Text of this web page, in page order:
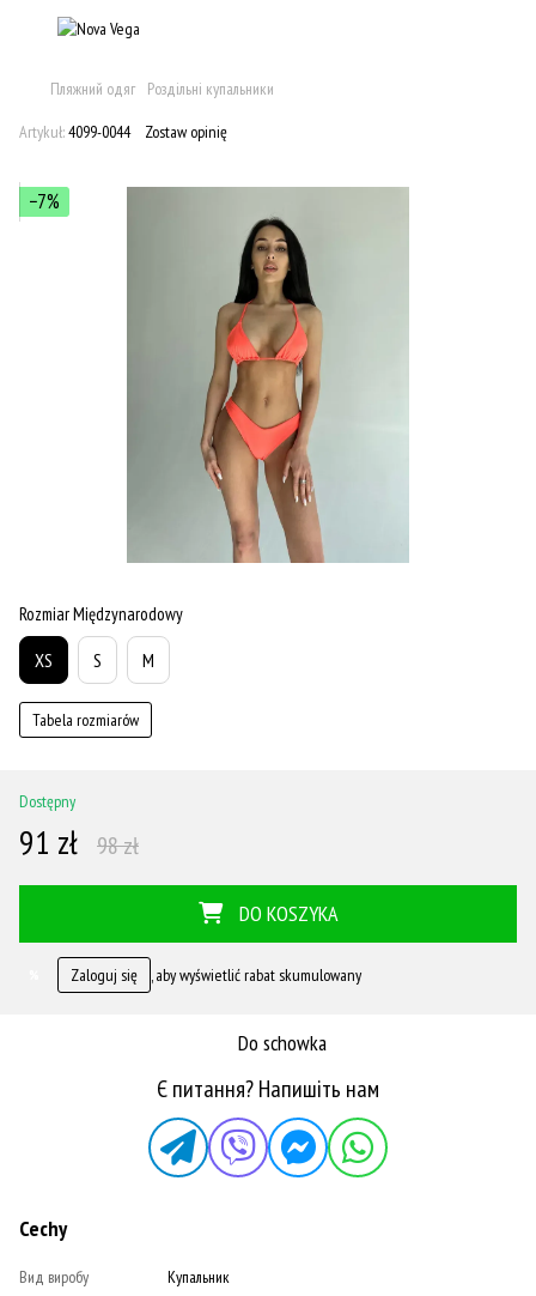
Пляжний одяг
Роздільні купальники
Artykuł:4099-0044 Zostaw opinię
−7%
Rozmiar Międzynarodowy
XS S M
Tabela rozmiarów
Dostępny
91 zł 98 zł
DO KOSZYKA
Zaloguj się , aby wyświetlić rabat skumulowany
Do schowka
Є питання? Напишіть нам
Cechy
Вид виробу
Купальник